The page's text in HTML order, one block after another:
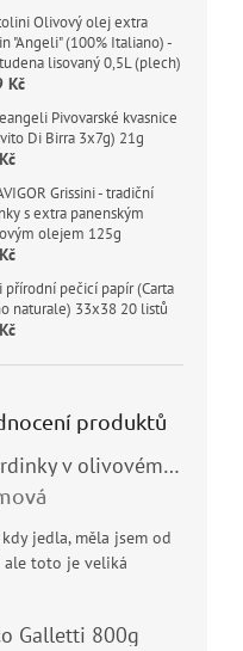
Olivový olej extra
"Angeli" (100% Italiano) -
lisovaný 0,5L (plech)
Kč
Pivovarské kvasnice
Di Birra 3x7g) 21g
Grissini - tradiční
s extra panenským
olejem 125g
přírodní pečicí papír (Carta
naturale) 33x38 20 listů
produktů
Nostromo Sardinky v olivovém oleji (Sardine all’Olio di Oliva) 120g
je 5 z 5 hvězdiček.
jedla, měla jsem od
ale toto je veliká
Galletti 800g